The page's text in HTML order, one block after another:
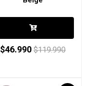
$46.990 $119.990